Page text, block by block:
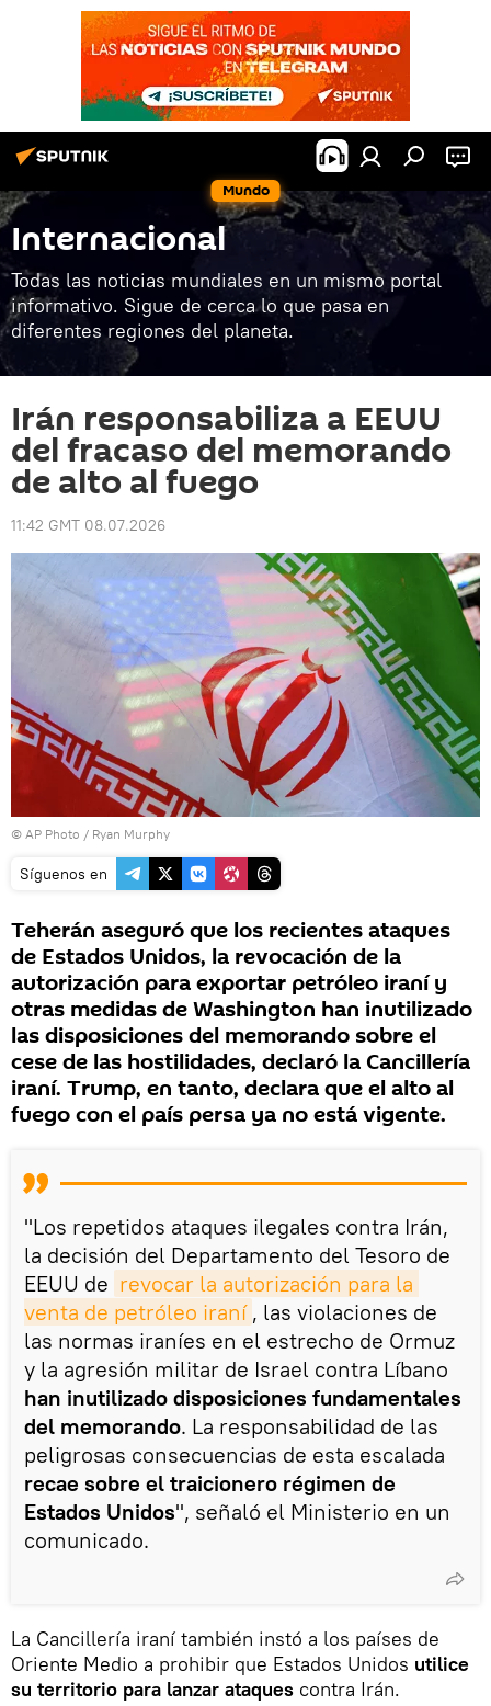
Mundo
Internacional
Todas las noticias mundiales en un mismo portal
informativo. Sigue de cerca lo que pasa en
diferentes regiones del planeta.
Irán responsabiliza a EEUU
del fracaso del memorando
de alto al fuego
11:42 GMT 08.07.2026
© AP Photo / Ryan Murphy
Síguenos en
Teherán aseguró que los recientes ataques
de Estados Unidos, la revocación de la
autorización para exportar petróleo iraní y
otras medidas de Washington han inutilizado
las disposiciones del memorando sobre el
cese de las hostilidades, declaró la Cancillería
iraní. Trump, en tanto, declara que el alto al
fuego con el país persa ya no está vigente.
"Los repetidos ataques ilegales contra Irán,
la decisión del Departamento del Tesoro de
EEUU de revocar la autorización para la
venta de petróleo iraní , las violaciones de
las normas iraníes en el estrecho de Ormuz
y la agresión militar de Israel contra Líbano
han inutilizado disposiciones fundamentales
del memorando. La responsabilidad de las
peligrosas consecuencias de esta escalada
recae sobre el traicionero régimen de
Estados Unidos", señaló el Ministerio en un
comunicado.
La Cancillería iraní también instó a los países de
Oriente Medio a prohibir que Estados Unidos utilice
su territorio para lanzar ataques contra Irán.